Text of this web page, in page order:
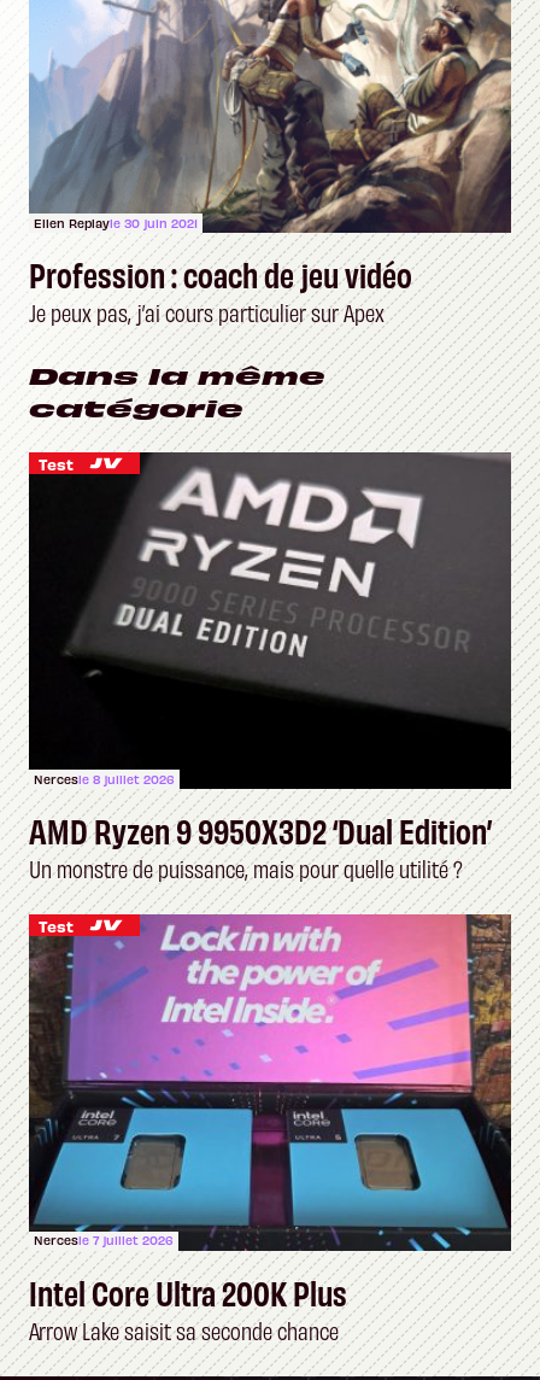
Ellen Replayle 30 juin 2021
Profession : coach de jeu vidéo
Je peux pas, j’ai cours particulier sur Apex
Dans la même
catégorie
Test
Nercesle 8 juillet 2026
AMD Ryzen 9 9950X3D2 ‘Dual Edition’
Un monstre de puissance, mais pour quelle utilité ?
Test
Nercesle 7 juillet 2026
Intel Core Ultra 200K Plus
Arrow Lake saisit sa seconde chance